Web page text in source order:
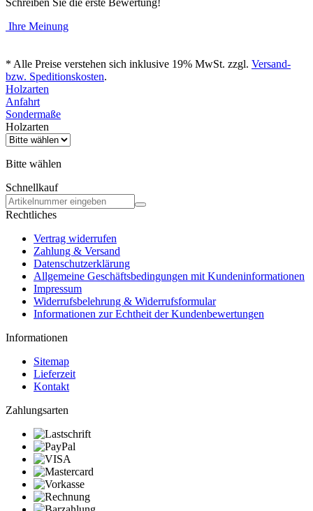
Ihre Meinung
* Alle Preise verstehen sich inklusive 19% MwSt. zzgl. Versand-
bzw. Speditionskosten.
Holzarten
Anfahrt
Sondermaße
Holzarten
Bitte wählen
Schnellkauf
Rechtliches
Vertrag widerrufen
Zahlung & Versand
Datenschutzerklärung
Allgemeine Geschäftsbedingungen mit Kundeninformationen
Impressum
Widerrufsbelehrung & Widerrufsformular
Informationen zur Echtheit der Kundenbewertungen
Informationen
Sitemap
Lieferzeit
Kontakt
Zahlungsarten